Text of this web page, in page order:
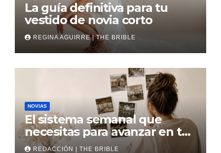
La guía definitiva para tu
vestido de novia corto
REGINA AGUIRRE | THE BRIBLE
NOVIAS
El sistema semanal que
necesitas para avanzar en tu
boda
REDACCIÓN | THE BRIBLE